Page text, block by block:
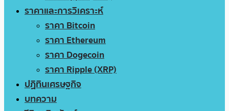
ราคาและการวิเคราะห์
ราคา Bitcoin
ราคา Ethereum
ราคา Dogecoin
ราคา Ripple (XRP)
ปฏิทินเศรษฐกิจ
บทความ